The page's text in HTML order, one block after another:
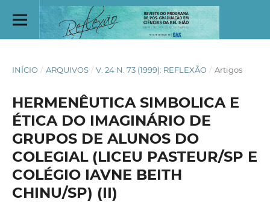
INÍCIO / ARQUIVOS / V. 24 N. 73 (1999): REFLEXÃO / Artigos
HERMENÊUTICA SIMBOLICA E
ÉTICA DO IMAGINÁRIO DE
GRUPOS DE ALUNOS DO
COLEGIAL (LICEU PASTEUR/SP E
COLÉGIO IAVNE BEITH
CHINU/SP) (II)